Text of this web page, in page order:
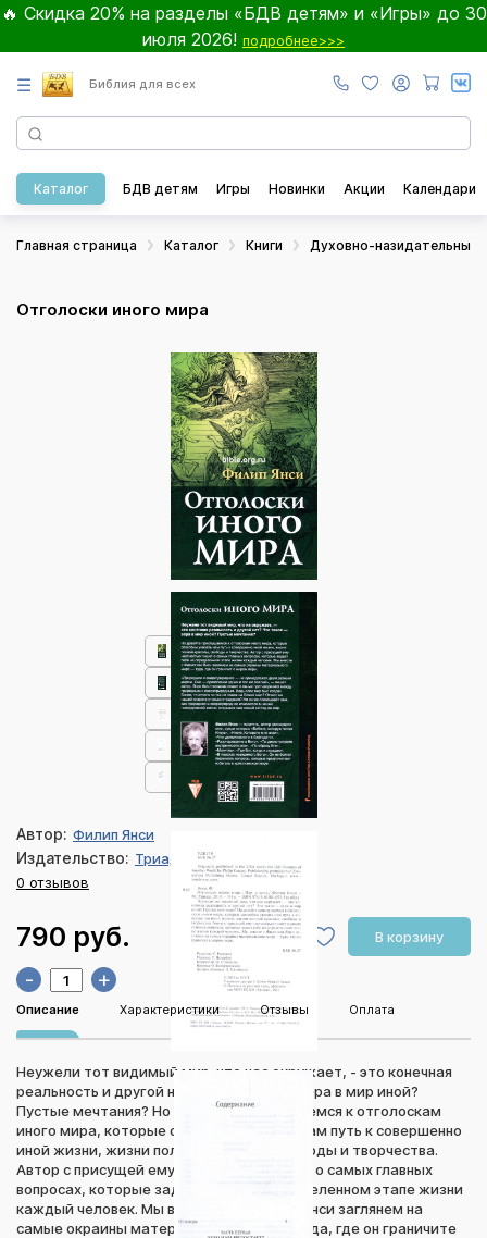
🔥 Скидка 20% на разделы «БДВ детям» и «Игры» до 30
июля 2026! подробнее>>>
☰ Библия для всех
Каталог БДВ детям Игры Новинки Акции Календари
Главная страница Каталог Книги Духовно-назидательные
Отголоски иного мира
Автор: Филип Янси
Издательство: Триада
0 отзывов
790 руб. В корзину
- +
Описание Характеристики Отзывы Оплата
Неужели тот видимый мир. что нас окружает, - это конечная
реальность и другой нет? Что такое — вера в мир иной?
Пустые мечтания? Но давайте прислушаемся к отголоскам
иного мира, которые способны указать нам путь к совершенно
иной жизни, жизни полной красоты, свободы и творчества.
Автор с присущей ему честностью пишет о самых главных
вопросах, которые задает себе на определенном этапе жизни
каждый человек. Мы вместе с Филипом Янси заглянем на
самые окраины материального мира - туда, где он граничите